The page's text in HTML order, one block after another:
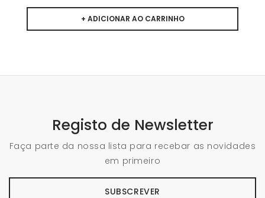
Registo de Newsletter
Faça parte da nossa lista para recebar as novidades
em primeiro
SUBSCREVER